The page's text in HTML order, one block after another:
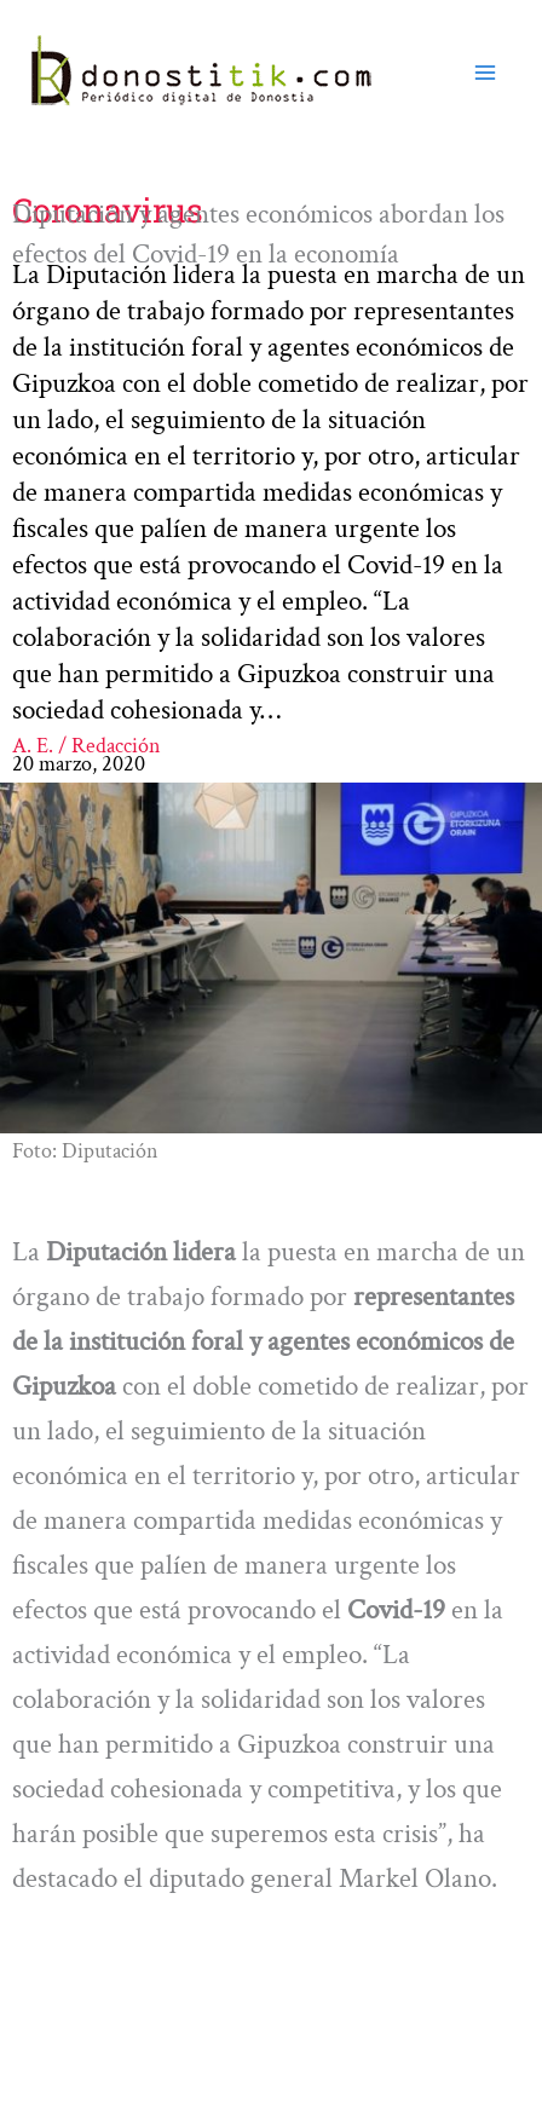
contenido
Coronavirus
Diputación y agentes económicos abordan los
efectos del Covid-19 en la economía
La Diputación lidera la puesta en marcha de un
órgano de trabajo formado por representantes
de la institución foral y agentes económicos de
Gipuzkoa con el doble cometido de realizar, por
un lado, el seguimiento de la situación
económica en el territorio y, por otro, articular
de manera compartida medidas económicas y
fiscales que palíen de manera urgente los
efectos que está provocando el Covid-19 en la
actividad económica y el empleo. “La
colaboración y la solidaridad son los valores
que han permitido a Gipuzkoa construir una
sociedad cohesionada y…
A. E. / Redacción
20 marzo, 2020
Foto: Diputación
La Diputación liderala puesta en marcha de un
órgano de trabajo formado por representantes
de la institución foral y agentes económicos de
Gipuzkoacon el doble cometido de realizar, por
un lado, el seguimiento de la situación
económica en el territorio y, por otro, articular
de manera compartida medidas económicas y
fiscales que palíen de manera urgente los
efectos que está provocando el Covid-19 en la
actividad económica y el empleo. “La
colaboración y la solidaridad son los valores
que han permitido a Gipuzkoa construir una
sociedad cohesionada y competitiva, y los que
harán posible que superemos esta crisis”, ha
destacado el diputado general Markel Olano.